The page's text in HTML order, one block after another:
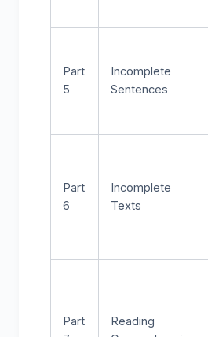
Part
5
Incomplete
Sentences
Part
6
Incomplete
Texts
Part
Reading